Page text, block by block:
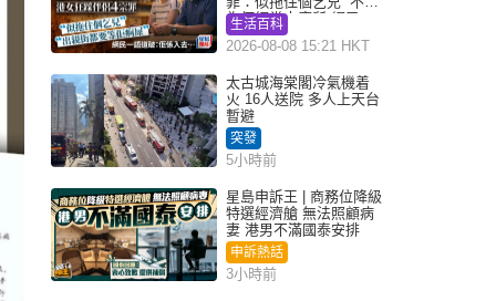
為何經常去廁所 網民一
語道破
生活百科
2026-08-08 15:21 HKT
太古城海棠閣冷氣機着
火 16人送院 多人上天台
暫避
突發
5小時前
星島申訴王 | 商務位降級
特選經濟艙 無法照顧病
妻 港男不滿國泰安排
申訴熱話
3小時前